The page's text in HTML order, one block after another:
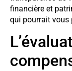
financière et
qui pourrait vous